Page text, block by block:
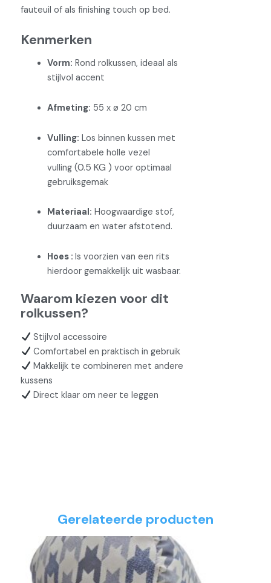
fauteuil of als finishing touch op bed.
Kenmerken
Vorm: Rond rolkussen, ideaal als
stijlvol accent
Afmeting: 55 x ø 20 cm
Vulling: Los binnen kussen met
comfortabele holle vezel
vulling(0.5 KG )voor optimaal
gebruiksgemak
Materiaal: Hoogwaardige stof,
duurzaam en water afstotend.
Hoes :Is voorzien van een rits
hierdoor gemakkelijk uit wasbaar.
Waarom kiezen voor dit
rolkussen?
Stijlvol accessoire
Comfortabel en praktisch in gebruik
Makkelijk te combineren met andere
kussens
Direct klaar om neer te leggen
Gerelateerde producten